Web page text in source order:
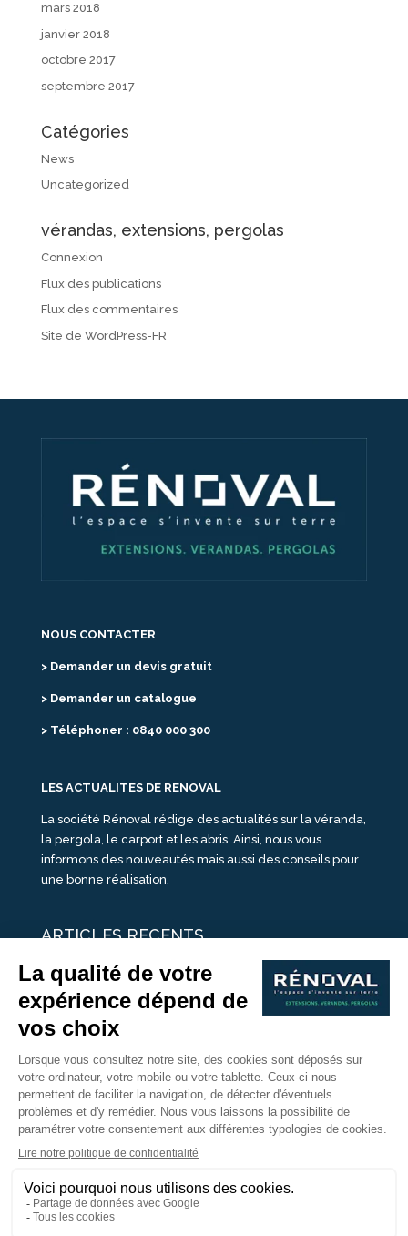
mars 2018
janvier 2018
octobre 2017
septembre 2017
Catégories
News
Uncategorized
vérandas, extensions, pergolas
Connexion
Flux des publications
Flux des commentaires
Site de WordPress-FR
NOUS CONTACTER
> Demander un devis gratuit
> Demander un catalogue
> Téléphoner : 0840 000 300
LES ACTUALITES DE RENOVAL
La société Rénoval rédige des actualités sur la véranda,
la pergola, le carport et les abris. Ainsi, nous vous
informons des nouveautés mais aussi des conseils pour
une bonne réalisation.
ARTICLES RECENTS
25 idées de vérandas design
Un été pour une véranda
Portes Ouvertes Véranda Extension Suisse | 26-27 Juin
Une ombre avec une pergola aluminium
portes ouvertes véranda sur mesure
Nous Suivre